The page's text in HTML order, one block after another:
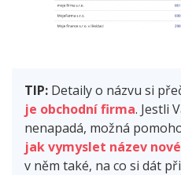
TIP: Detaily o názvu si
je obchodní firma. Jestli
nenapadá, možná
jak vymyslet název
v něm také, na co si dát